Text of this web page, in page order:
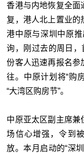
香港与内地恢复全面
复，港人北上置业的
港中原与深圳中原
询，刚过去的周日
份客人迅速再报名参
往。中原计划将“购
“大湾区购房节”。
中原亚太区副主席兼
场信心增强，令到
放。本月启动的“深